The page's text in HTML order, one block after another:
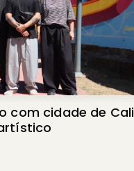
cidade de Cali deixa em